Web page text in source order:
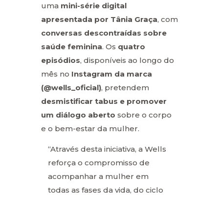
uma mini-série digital
apresentada por Tânia Graça, com
conversas descontraídas sobre
saúde feminina. Os quatro
episódios, disponíveis ao longo do
mês no Instagram da marca
(@wells_oficial), pretendem
desmistificar tabus e promover
um diálogo aberto sobre o corpo
e o bem-estar da mulher.
“Através desta iniciativa, a Wells
reforça o compromisso de
acompanhar a mulher em
todas as fases da vida, do ciclo